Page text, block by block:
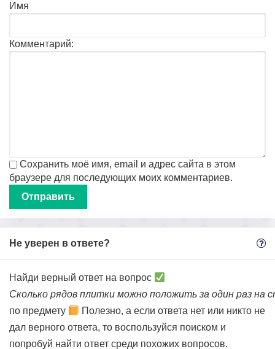
Имя
Комментарий:
Сохранить моё имя, email и адрес сайта в этом
браузере для последующих моих комментариев.
Не уверен в ответе?
Найди верный ответ на вопрос
Сколько рядов плитки можно положить за один раз на
по предмету
Полезно, а если ответа нет или никто не
дал верного ответа, то воспользуйся поиском и
попробуй найти ответ среди похожих вопросов.